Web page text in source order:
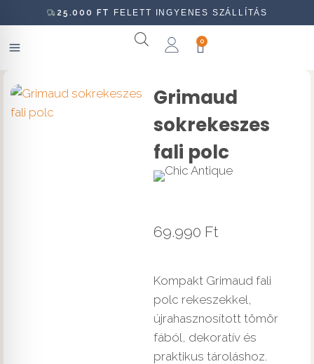
25.000 FT FELETT INGYENES SZÁLLÍTÁS
0
Grimaud
sokrekeszes
fali polc
69.990 Ft
Kompakt Grimaud fali
polc rekeszekkel,
újrahasznosított tömör
fából, dekoratív és
praktikus tároláshoz.